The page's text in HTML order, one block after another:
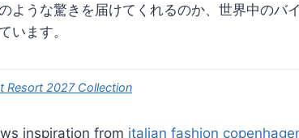
ような驚きを届けてくれるのか、世界中のバ
います。
Resort 2027 Collection
inspiration from italian fashion